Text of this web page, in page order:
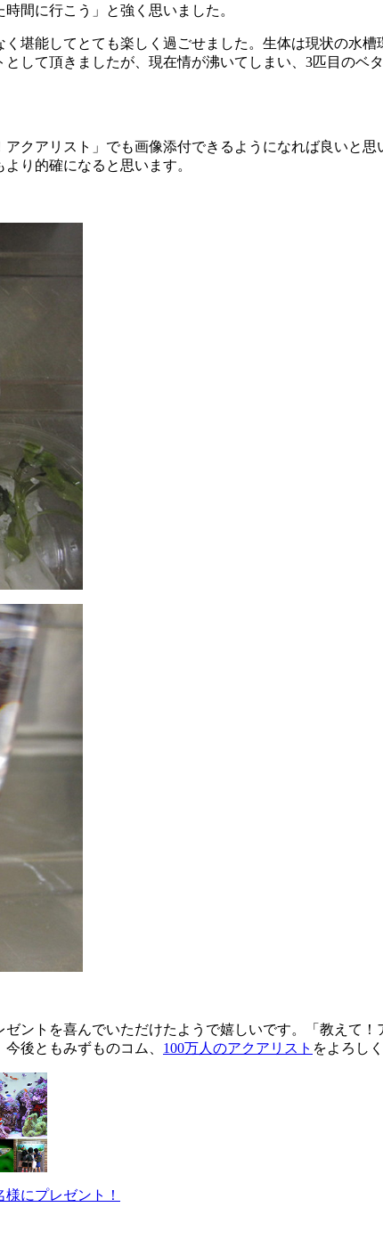
間に行こう」と強く思いました。
堪能してとても楽しく過ごせました。生体は現状の水
して頂きましたが、現在情が沸いてしまい、3匹目のベ
クアリスト」でも画像添付できるようになれば良いと
り的確になると思います。
ントを喜んでいただけたようで嬉しいです。「教えて
後ともみずものコム、 100万人のアクアリスト をよろし
にプレゼント！